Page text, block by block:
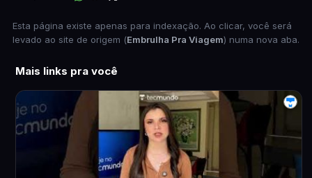
Esta página existe apenas para indexação. Ao clicar, você será
levado ao site de origem (Embrulha Pra Viagem) numa nova aba.
Mais links pra você